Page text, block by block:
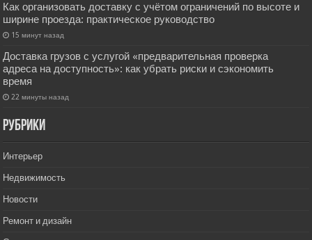
Как организовать доставку с учётом ограничений по высоте и
ширине проезда: практическое руководство
15 минут назад
Доставка грузов с услугой «предварительная проверка
адреса на доступность»: как убрать риски и сэкономить
время
22 минуты назад
РУбрики
Интерьер
Недвижимость
Новости
Ремонт и дизайн